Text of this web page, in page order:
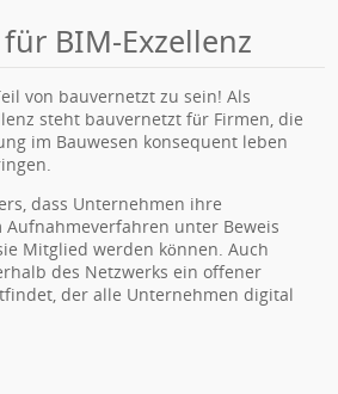
BIM-Exzellenz
von bauvernetzt zu sein! Als
steht bauvernetzt für Firmen, die
im Bauwesen konsequent leben
dass Unternehmen ihre
Aufnahmeverfahren unter Beweis
Mitglied werden können. Auch
des Netzwerks ein offener
der alle Unternehmen digital